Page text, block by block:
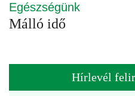
Egészségünk
Málló idő
Hírlevél